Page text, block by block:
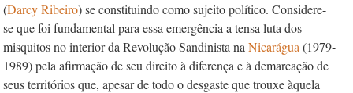
(Darcy Ribeiro) se constituindo como sujeito político. Considere-
se que foi fundamental para essa emergência a tensa luta dos
misquitosno interior da Revolução Sandinista na Nicarágua (1979-
1989) pela afirmação de seu direito à diferença e à demarcação de
seus territórios que, apesar de todo o desgaste que trouxe àquela